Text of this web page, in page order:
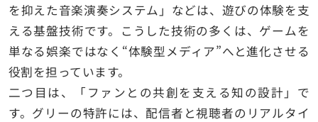
を抑えた音楽演奏システム」などは、遊びの体験を支
える基盤技術です。こうした技術の多くは、ゲームを
単なる娯楽ではなく“体験型メディア”へと進化させる
役割を担っています。
二つ目は、「ファンとの共創を支える知の設計」で
す。グリーの特許には、配信者と視聴者のリアルタイ